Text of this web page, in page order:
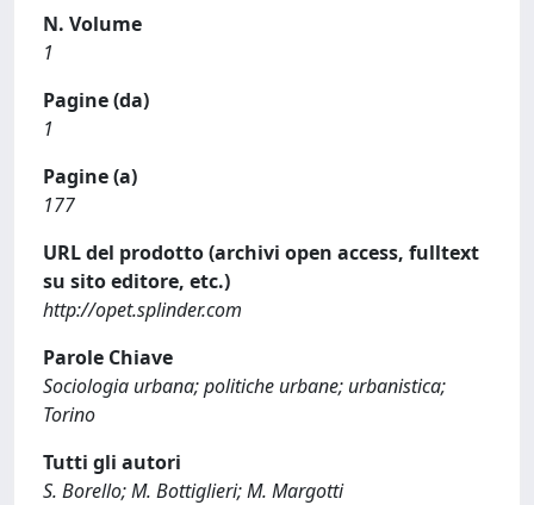
N. Volume
1
Pagine (da)
1
Pagine (a)
177
URL del prodotto (archivi open access, fulltext
su sito editore, etc.)
http://opet.splinder.com
Parole Chiave
Sociologia urbana; politiche urbane; urbanistica;
Torino
Tutti gli autori
S. Borello; M. Bottiglieri; M. Margotti